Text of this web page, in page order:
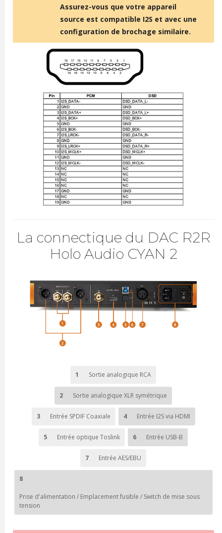
Assurez-vous que votre appareil
source est compatible I2S et avec une
configuration de brochage similaire.
La connectique du DAC R2R
Holo Audio CYAN 2
1 Sortie analogique RCA
2 Sortie analogique XLR symétrique
3 Entrée SPDIF Coaxiale 4 Entrée I2S via HDMI
5 Entrée optique Toslink 6 Entrée USB-B
7 Entrée AES/EBU
8
Prise d'alimentation / Emplacement fusible / Switch de mise sous
tension